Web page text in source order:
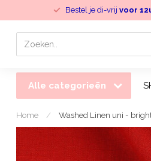
Bestel je di-vrij voor
Alle categorieën
Home / Washed Linen uni -